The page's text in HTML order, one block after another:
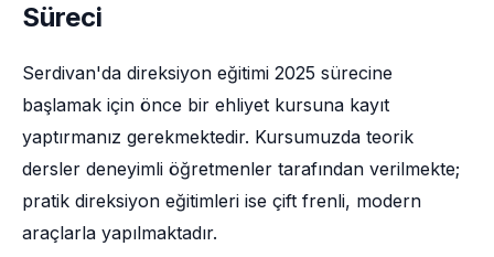
Süreci
Serdivan'da direksiyon eğitimi 2025 sürecine
başlamak için önce bir ehliyet kursuna kayıt
yaptırmanız gerekmektedir. Kursumuzda teorik
dersler deneyimli öğretmenler tarafından verilmekte;
pratik direksiyon eğitimleri ise çift frenli, modern
araçlarla yapılmaktadır.